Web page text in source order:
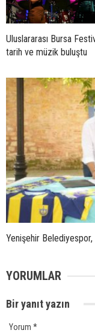
Uluslararası Bursa
tarih ve müzik buluştu
Yenişehir
YORUMLAR
Bir yanıt yazın
Yorum *